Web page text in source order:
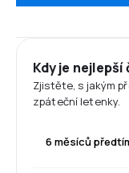
Kdy je nejlepší
Zjistěte, s jakým
zpáteční letenky.
6 měsíců